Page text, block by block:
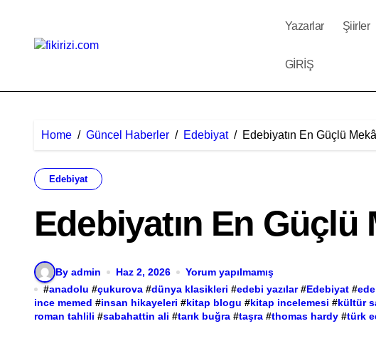
content
Yazarlar Şiirler
GİRİŞ
Home Güncel Haberler Edebiyat Edebiyatın En Güçlü
Edebiyat
Edebiyatın En Güçlü
By admin Haz 2, 2026
Yorum yapılmamış
#anadolu #çukurova #dünya klasikleri #edebi yazılar #Edebiyat #
ince memed #insan hikayeleri #kitap blogu #kitap incelemesi #kültür
roman tahlili #sabahattin ali #tarık buğra #taşra #thomas hardy #türk